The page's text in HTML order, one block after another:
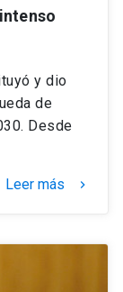
y dio
de
Desde
Leer más keyboard_arrow_right